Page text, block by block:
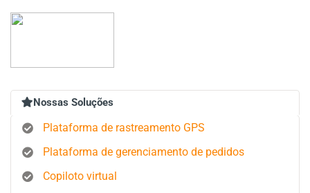
Nossas Soluções
Plataforma de rastreamento GPS
Plataforma de gerenciamento de pedidos
Copiloto virtual